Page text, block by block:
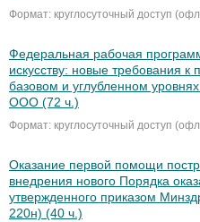
Формат: круглосуточный доступ
Федеральная рабочая
искусству: новые требования
базовом и углубленном
ООО (72 ч.)
Формат: круглосуточный доступ
Оказание первой помощи
внедрения нового Порядка
утвержденного приказом
220н) (40 ч.)